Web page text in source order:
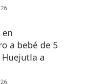
en
a bebé de 5
a